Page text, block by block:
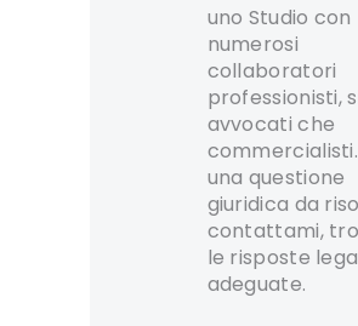
uno Studio con
numerosi
collaboratori
professionisti,
avvocati che
commercialisti.
una questione
giuridica da
contattami,
le risposte
adeguate.